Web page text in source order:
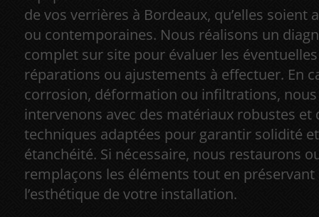
de vos verrières à Bordeaux, qu’elles soient
ou contemporaines. Nous réalisons un
complet sur site pour évaluer les éventuelles
réparations ou ajustements à effectuer. En
corrosion, déformation ou infiltrations, nous
intervenons avec des matériaux robustes et
techniques adaptées pour garantir solidité et
étanchéité. Si nécessaire, nous restaurons
remplaçons les éléments tout en préservant
l’esthétique de votre installation.